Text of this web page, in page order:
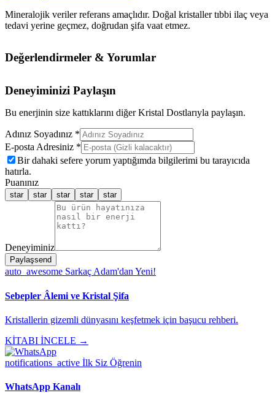
Mineralojik veriler referans amaçlıdır. Doğal kristaller tıbbi ilaç veya
tedavi yerine geçmez, doğrudan şifa vaat etmez.
Değerlendirmeler & Yorumlar
Deneyiminizi Paylaşın
Bu enerjinin size kattıklarını diğer Kristal Dostlarıyla paylaşın.
Adınız Soyadınız *
E-posta Adresiniz *
Bir dahaki sefere yorum yaptığımda bilgilerimi bu tarayıcıda
hatırla.
Puanınız
star star star star star
Deneyiminiz
Paylaşsend
auto_awesome Sarkaç Adam'dan Yeni!
Sebepler Âlemi ve Kristal Şifa
Kristallerin gizemli dünyasını keşfetmek için başucu rehberi.
KİTABI İNCELE →
notifications_active İlk Siz Öğrenin
WhatsApp Kanalı